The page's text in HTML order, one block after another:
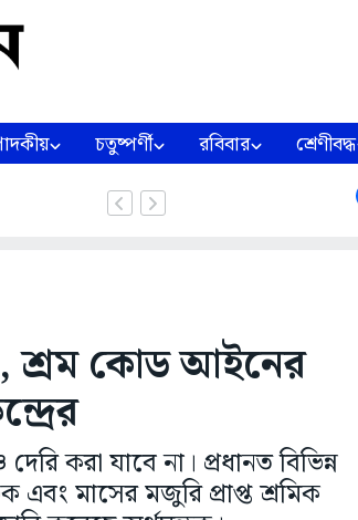
চতুষ্পর্ণী রবিবার শ্রেণীবদ্ধ
শ্রম কোড আইনের
করা যাবে না। প্রধানত বিভিন্ন
এবং মাসের মজুরি প্রাপ্ত শ্রমিক